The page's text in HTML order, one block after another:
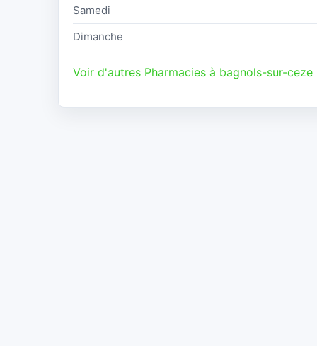
Samedi
Dimanche
Voir d'autres Pharmacies à bagnols-sur-ceze